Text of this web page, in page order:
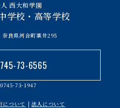
西大和学園
学校・高等学校
良県河合町薬井295
73-6565
73-1947
について | 法人について